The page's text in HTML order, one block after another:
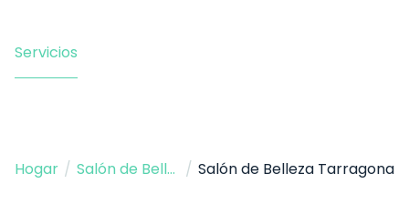
Servicios
Hogar / Salón de Belleza / Salón de Belleza Tarragona